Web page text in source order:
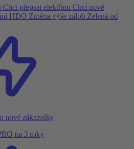
Chci přepsat elektřinu Chci nové
HDO Změna výše záloh Zelená od
nové zákazníky
na 3 roky